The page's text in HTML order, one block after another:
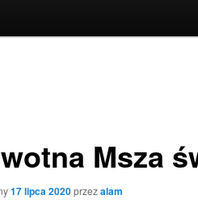
Msza
17 lipca 2020przezalam